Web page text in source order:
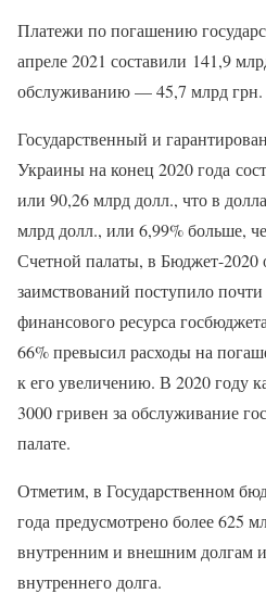
Платежи по погашению
апреле 2021 составили 141,9
обслуживанию — 45,7 млрд грн.
Государственный и
Украины на конец 2020 года
или 90,26 млрд долл., что в
млрд долл., или 6,99% больше,
Счетной палаты, в Бюджет-2020
заимствований поступило
финансового ресурса
66% превысил расходы на
к его увеличению. В 2020 году
3000 гривен за обслуживание
палате.
Отметим, в Государственном
года предусмотрено более 625
внутренним и внешним долгам
внутреннего долга.